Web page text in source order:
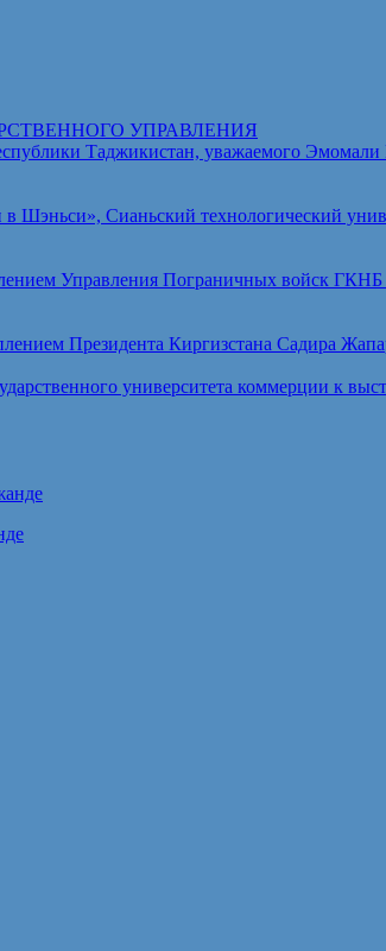
УПРАВЛЕНИЯ
Таджикистан, уважаемого Эмомали
Шэньси», Сианьский технологический
Управления Пограничных войск ГКНБ
Президента Киргизстана Садира
университета коммерции к